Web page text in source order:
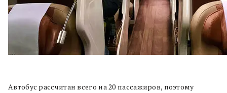
Автобус рассчитан всего на 20 пассажиров, поэтому